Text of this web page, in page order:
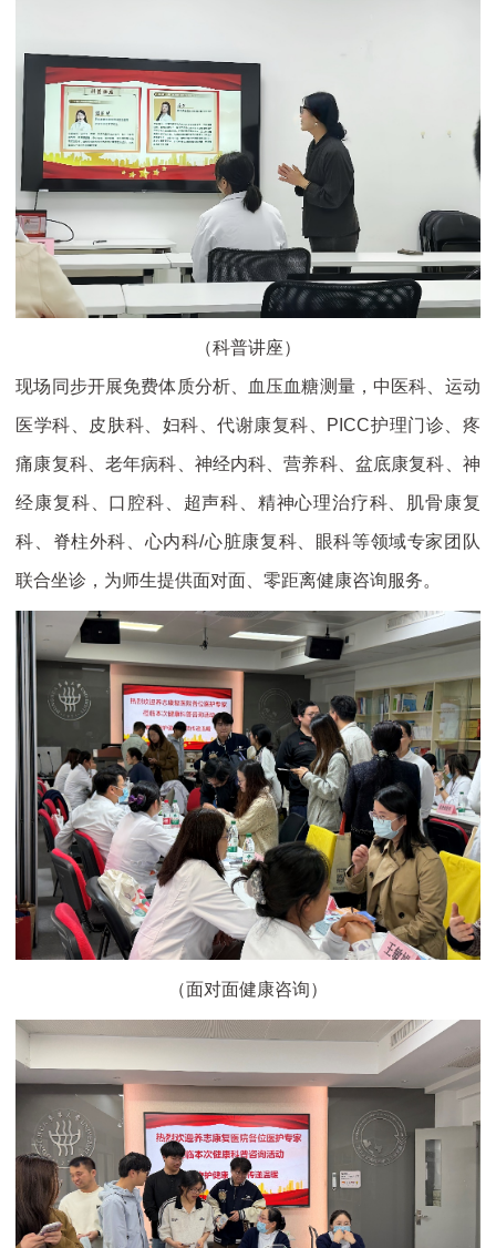
（科普讲座）
现场同步开展免费体质分析、血压血糖测量，中医科、运动
医学科、皮肤科、妇科、代谢康复科、PICC护理门诊、疼
痛康复科、老年病科、神经内科、营养科、盆底康复科、神
经康复科、口腔科、超声科、精神心理治疗科、肌骨康复
科、脊柱外科、心内科/心脏康复科、眼科等领域专家团队
联合坐诊，为师生提供面对面、零距离健康咨询服务。
（面对面健康咨询）